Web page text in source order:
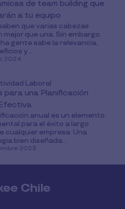
de team building que
a tu equipo
que varias cabezas
mejor que una. Sin embargo,
gente sabe la relevancia,
y...
2024
Laboral
para una Planificación
anual es un elemento
para el éxito a largo
cualquier empresa. Una
bien diseñada...
2023
Chile